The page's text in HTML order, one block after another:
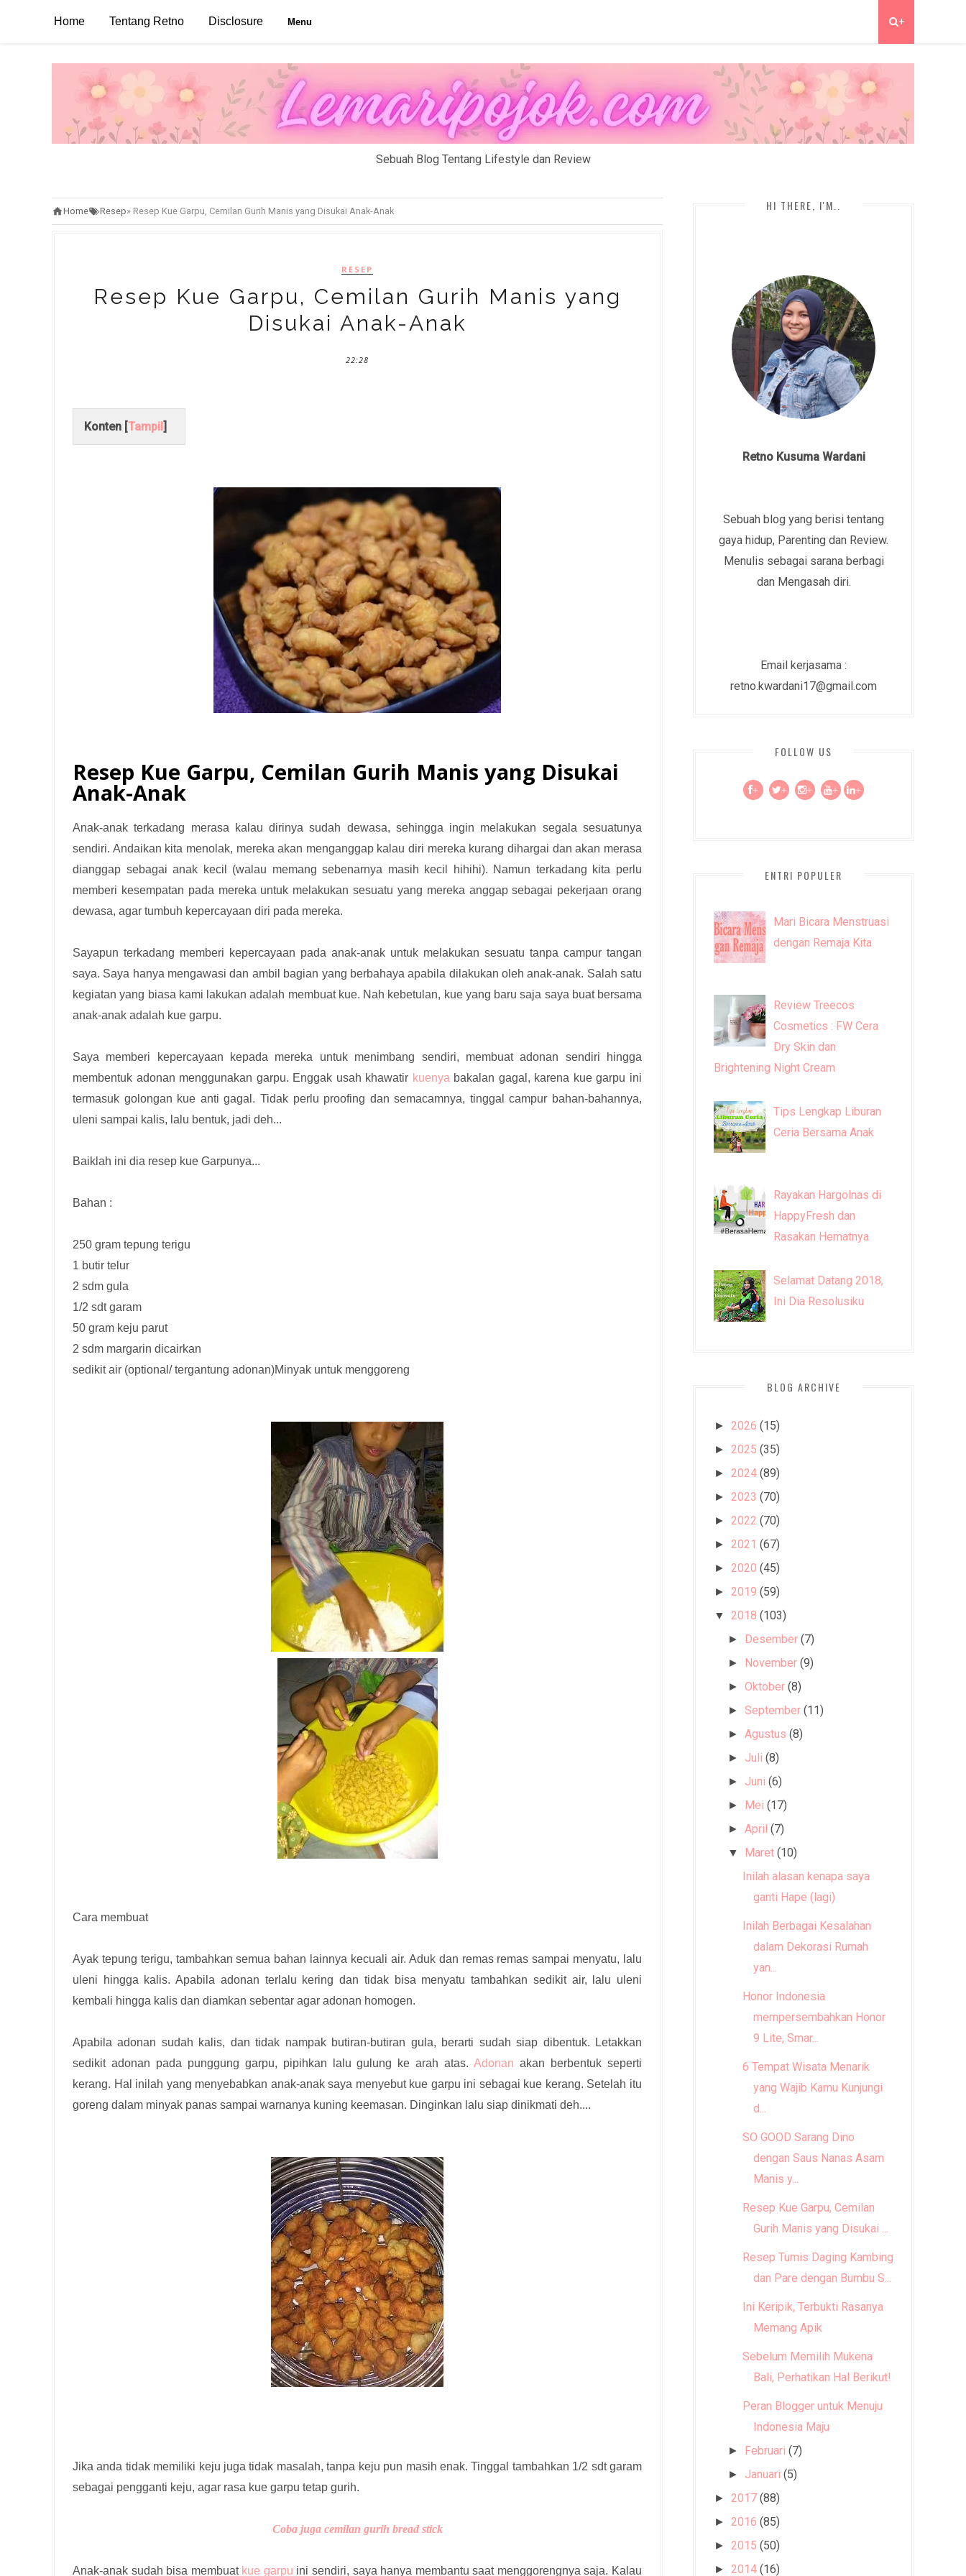
Home Tentang Retno Disclosure Menu +
Sebuah Blog Tentang Lifestyle dan Review
Home Resep» Resep Kue Garpu, Cemilan Gurih Manis yang Disukai Anak-Anak
RESEP
Resep Kue Garpu, Cemilan Gurih Manis yang
Disukai Anak-Anak
22:28
Konten [Tampil]
Resep Kue Garpu, Cemilan Gurih Manis yang Disukai
Anak-Anak
Anak-anak terkadang merasa kalau dirinya sudah dewasa, sehingga ingin melakukan segala sesuatunya
sendiri. Andaikan kita menolak, mereka akan menganggap kalau diri mereka kurang dihargai dan akan merasa
dianggap sebagai anak kecil (walau memang sebenarnya masih kecil hihihi). Namun terkadang kita perlu
memberi kesempatan pada mereka untuk melakukan sesuatu yang mereka anggap sebagai pekerjaan orang
dewasa, agar tumbuh kepercayaan diri pada mereka.
Sayapun terkadang memberi kepercayaan pada anak-anak untuk melakukan sesuatu tanpa campur tangan
saya. Saya hanya mengawasi dan ambil bagian yang berbahaya apabila dilakukan oleh anak-anak. Salah satu
kegiatan yang biasa kami lakukan adalah membuat kue. Nah kebetulan, kue yang baru saja saya buat bersama
anak-anak adalah kue garpu.
Saya memberi kepercayaan kepada mereka untuk menimbang sendiri, membuat adonan sendiri hingga
membentuk adonan menggunakan garpu. Enggak usah khawatir kuenya bakalan gagal, karena kue garpu ini
termasuk golongan kue anti gagal. Tidak perlu proofing dan semacamnya, tinggal campur bahan-bahannya,
uleni sampai kalis, lalu bentuk, jadi deh...
Baiklah ini dia resep kue Garpunya...
Bahan :
250 gram tepung terigu
1 butir telur
2 sdm gula
1/2 sdt garam
50 gram keju parut
2 sdm margarin dicairkan
sedikit air (optional/ tergantung adonan)Minyak untuk menggoreng
Cara membuat
Ayak tepung terigu, tambahkan semua bahan lainnya kecuali air. Aduk dan remas remas sampai menyatu, lalu
uleni hingga kalis. Apabila adonan terlalu kering dan tidak bisa menyatu tambahkan sedikit air, lalu uleni
kembali hingga kalis dan diamkan sebentar agar adonan homogen.
Apabila adonan sudah kalis, dan tidak nampak butiran-butiran gula, berarti sudah siap dibentuk. Letakkan
sedikit adonan pada punggung garpu, pipihkan lalu gulung ke arah atas.Adonan akan berbentuk seperti
kerang. Hal inilah yang menyebabkan anak-anak saya menyebut kue garpu ini sebagai kue kerang. Setelah itu
goreng dalam minyak panas sampai warnanya kuning keemasan. Dinginkan lalu siap dinikmati deh....
Jika anda tidak memiliki keju juga tidak masalah, tanpa keju pun masih enak. Tinggal tambahkan 1/2 sdt garam
sebagai pengganti keju, agar rasa kue garpu tetap gurih.
Coba juga cemilan gurih bread stick
Anak-anak sudah bisa membuat kue garpu ini sendiri, saya hanya membantu saat menggorengnya saja. Kalau
HI THERE, I'M..
Retno Kusuma Wardani
Sebuah blog yang berisi tentang
gaya hidup, Parenting dan Review.
Menulis sebagai sarana berbagi
dan Mengasah diri.
Email kerjasama :
retno.kwardani17@gmail.com
FOLLOW US
+ + + + +
ENTRI POPULER
Mari Bicara Menstruasi
dengan Remaja Kita
Review Treecos
Cosmetics : FW Cera
Dry Skin dan
Brightening Night Cream
Tips Lengkap Liburan
Ceria Bersama Anak
Rayakan Hargolnas di
HappyFresh dan
Rasakan Hematnya
Selamat Datang 2018,
Ini Dia Resolusiku
BLOG ARCHIVE
► 2026 (15)
► 2025 (35)
► 2024 (89)
► 2023 (70)
► 2022 (70)
► 2021 (67)
► 2020 (45)
► 2019 (59)
▼ 2018 (103)
► Desember (7)
► November (9)
►Oktober (8)
►September (11)
►Agustus (8)
► Juli (8)
► Juni (6)
► Mei (17)
►April (7)
▼ Maret (10)
Inilah alasan kenapa saya
ganti Hape (lagi)
Inilah Berbagai Kesalahan
dalam Dekorasi Rumah
yan...
Honor Indonesia
mempersembahkan Honor
9 Lite, Smar...
6 Tempat Wisata Menarik
yang Wajib Kamu Kunjungi
d...
SO GOOD Sarang Dino
dengan Saus Nanas Asam
Manis y...
Resep Kue Garpu, Cemilan
Gurih Manis yang Disukai ...
Resep Tumis Daging Kambing
dan Pare dengan Bumbu S...
Ini Keripik, Terbukti Rasanya
Memang Apik
Sebelum Memilih Mukena
Bali, Perhatikan Hal Berikut!
Peran Blogger untuk Menuju
Indonesia Maju
► Februari (7)
► Januari (5)
► 2017 (88)
► 2016 (85)
► 2015 (50)
► 2014 (16)